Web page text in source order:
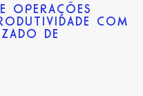
OPERAÇÕES
COM
DE